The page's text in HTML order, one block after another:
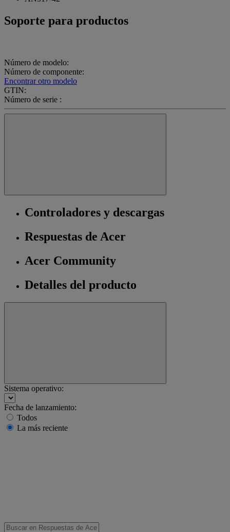
Soporte para productos
Número de modelo:
Número de componente:
Encontrar otro modelo
GTIN:
Número de serie :
Controladores y descargas
Respuestas de Acer
Acer Community
Detalles del producto
Sistema operativo:
Fecha de lanzamiento:
Todos
La más reciente